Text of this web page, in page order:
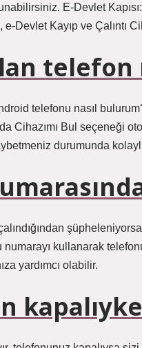
E-Devlet
Devlet Kayıp ve Çalıntı
telefon
telefonu nasıl
Cihazımı Bul seçeneği
durumunda
kullanarak
yardımcı olabilir.